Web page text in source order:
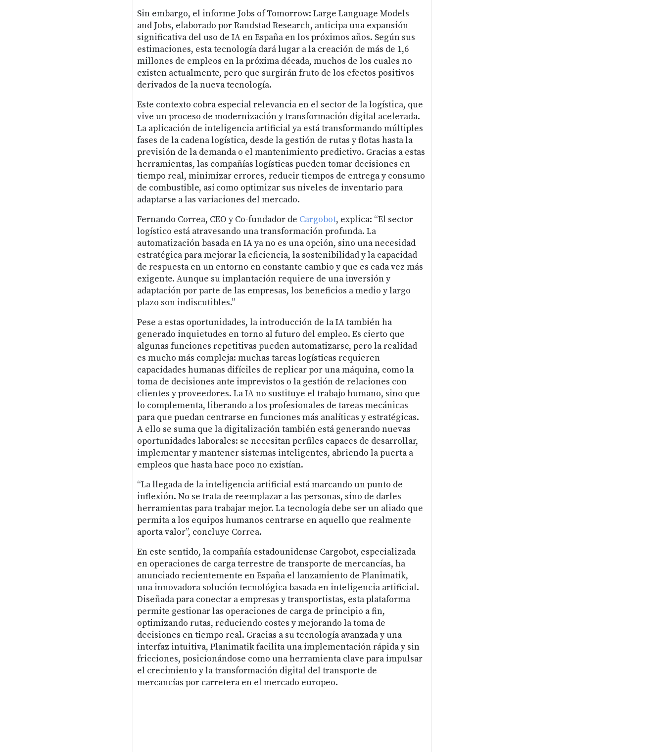
Sin embargo, el informe Jobs of Tomorrow: Large Language Models
and Jobs, elaborado por Randstad Research, anticipa una expansión
significativa del uso de IA en España en los próximos años. Según sus
estimaciones, esta tecnología dará lugar a la creación de más de 1,6
millones de empleos en la próxima década, muchos de los cuales no
existen actualmente, pero que surgirán fruto de los efectos positivos
derivados de la nueva tecnología.
Este contexto cobra especial relevancia en el sector de la logística, que
vive un proceso de modernización y transformación digital acelerada.
La aplicación de inteligencia artificial ya está transformando múltiples
fases de la cadena logística, desde la gestión de rutas y flotas hasta la
previsión de la demanda o el mantenimiento predictivo. Gracias a estas
herramientas, las compañías logísticas pueden tomar decisiones en
tiempo real, minimizar errores, reducir tiempos de entrega y consumo
de combustible, así como optimizar sus niveles de inventario para
adaptarse a las variaciones del mercado.
Fernando Correa, CEO y Co-fundador de Cargobot, explica: “El sector
logístico está atravesando una transformación profunda. La
automatización basada en IA ya no es una opción, sino una necesidad
estratégica para mejorar la eficiencia, la sostenibilidad y la capacidad
de respuesta en un entorno en constante cambio y que es cada vez más
exigente. Aunque su implantación requiere de una inversión y
adaptación por parte de las empresas, los beneficios a medio y largo
plazo son indiscutibles.”
Pese a estas oportunidades, la introducción de la IA también ha
generado inquietudes en torno al futuro del empleo. Es cierto que
algunas funciones repetitivas pueden automatizarse, pero la realidad
es mucho más compleja: muchas tareas logísticas requieren
capacidades humanas difíciles de replicar por una máquina, como la
toma de decisiones ante imprevistos o la gestión de relaciones con
clientes y proveedores. La IA no sustituye el trabajo humano, sino que
lo complementa, liberando a los profesionales de tareas mecánicas
para que puedan centrarse en funciones más analíticas y estratégicas.
A ello se suma que la digitalización también está generando nuevas
oportunidades laborales: se necesitan perfiles capaces de desarrollar,
implementar y mantener sistemas inteligentes, abriendo la puerta a
empleos que hasta hace poco no existían.
“La llegada de la inteligencia artificial está marcando un punto de
inflexión. No se trata de reemplazar a las personas, sino de darles
herramientas para trabajar mejor. La tecnología debe ser un aliado que
permita a los equipos humanos centrarse en aquello que realmente
aporta valor”, concluye Correa.
En este sentido, la compañía estadounidense Cargobot, especializada
en operaciones de carga terrestre de transporte de mercancías, ha
anunciado recientemente en España el lanzamiento de Planimatik,
una innovadora solución tecnológica basada en inteligencia artificial.
Diseñada para conectar a empresas y transportistas, esta plataforma
permite gestionar las operaciones de carga de principio a fin,
optimizando rutas, reduciendo costes y mejorando la toma de
decisiones en tiempo real. Gracias a su tecnología avanzada y una
interfaz intuitiva, Planimatik facilita una implementación rápida y sin
fricciones, posicionándose como una herramienta clave para impulsar
el crecimiento y la transformación digital del transporte de
mercancías por carretera en el mercado europeo.